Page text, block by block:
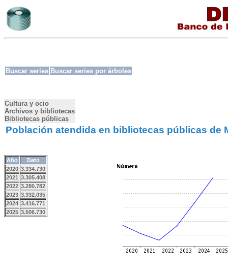
Buscar series Buscar series por árboles
Cultura y ocio
Archivos y bibliotecas
Bibliotecas públicas
Población atendida en bibliotecas públicas de
Año
Dato
2020 3.334.730
2021 3.305.408
2022 3.280.782
2023 3.332.035
2024 3.416.771
2025 3.506.730